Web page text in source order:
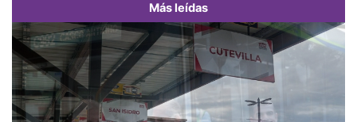
Más leídas